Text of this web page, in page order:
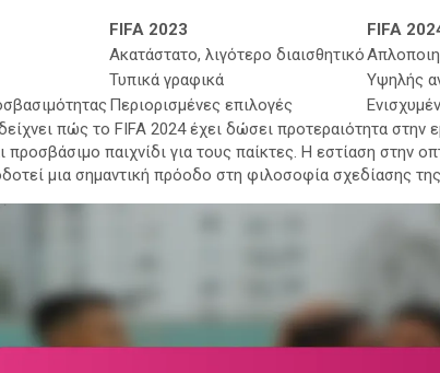
FIFA 2023
FIFA
Ακατάστατο, λιγότερο διαισθητικό
Τυπικά γραφικά
Υψηλής
Περιορισμένες επιλογές
πώς το FIFA 2024 έχει δώσει προτεραιότητα στην
προσβάσιμο παιχνίδι για τους παίκτες. Η εστίαση στην
μια σημαντική πρόοδο στη φιλοσοφία σχεδίασης